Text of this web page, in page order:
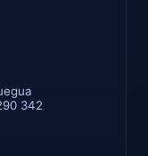
342